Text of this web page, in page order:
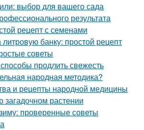
выбор для вашего сада
результата
рецепт с семенами
банку: простой рецепт
советы
продлить свежесть
народная методика?
и рецепты народной медицины
загадочном растении
проверенные советы